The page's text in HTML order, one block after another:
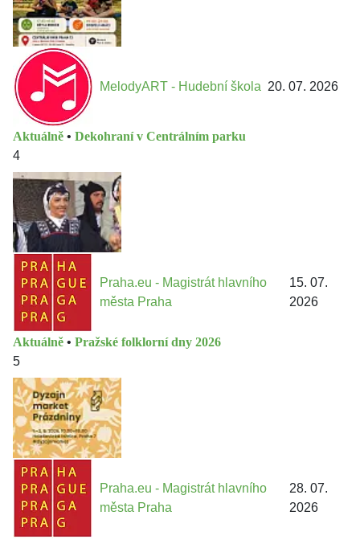
MelodyART - Hudební škola 20. 07. 2026
Aktuálně • Dekohraní v Centrálním parku
4
Praha.eu - Magistrát hlavního
města Praha
15. 07.
2026
Aktuálně • Pražské folklorní dny 2026
5
Praha.eu - Magistrát hlavního
města Praha
28. 07.
2026